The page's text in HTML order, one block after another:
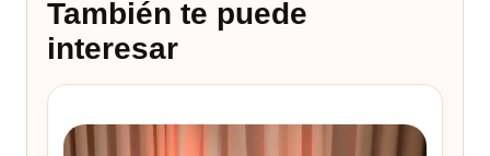
También te puede
interesar